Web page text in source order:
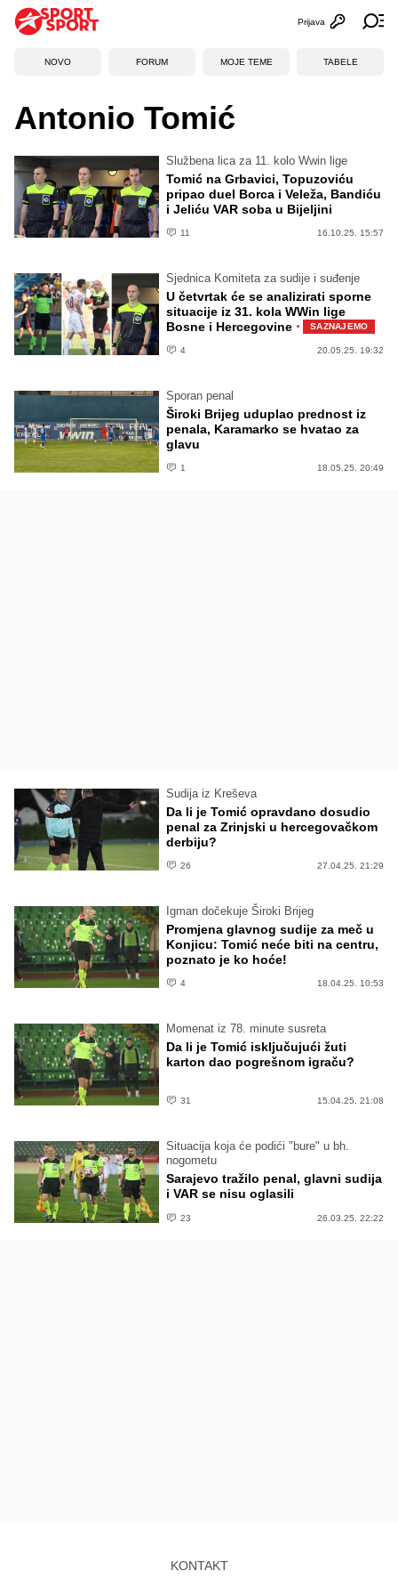
Otvori
Prijava
NOVO FORUM MOJE TEME TABELE
Antonio Tomić
Službena lica za 11. kolo Wwin lige
Tomić na Grbavici, Topuzoviću
pripao duel Borca i Veleža, Bandiću
i Jeliću VAR soba u Bijeljini
11 16.10.25. 15:57
Sjednica Komiteta za sudije i suđenje
U četvrtak će se analizirati sporne
situacije iz 31. kola WWin lige
Bosne i Hercegovine · SAZNAJEMO
4 20.05.25. 19:32
Sporan penal
Široki Brijeg uduplao prednost iz
penala, Karamarko se hvatao za
glavu
1 18.05.25. 20:49
Sudija iz Kreševa
Da li je Tomić opravdano dosudio
penal za Zrinjski u hercegovačkom
derbiju?
26 27.04.25. 21:29
Igman dočekuje Široki Brijeg
Promjena glavnog sudije za meč u
Konjicu: Tomić neće biti na centru,
poznato je ko hoće!
4 18.04.25. 10:53
Momenat iz 78. minute susreta
Da li je Tomić isključujući žuti
karton dao pogrešnom igraču?
31 15.04.25. 21:08
Situacija koja će podići "bure" u bh.
nogometu
Sarajevo tražilo penal, glavni sudija
i VAR se nisu oglasili
23 26.03.25. 22:22
KONTAKT